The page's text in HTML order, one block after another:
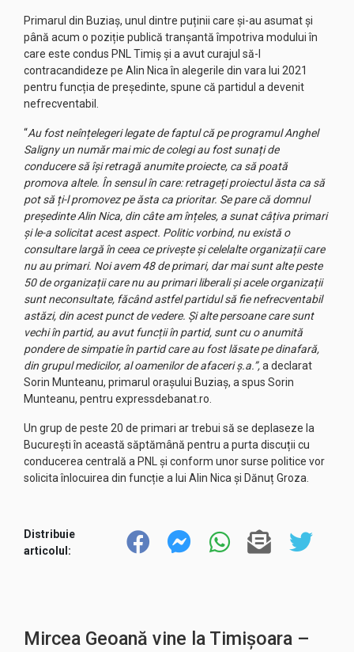
Primarul din Buziaș, unul dintre puținii care și-au asumat și
până acum o poziție publică tranșantă împotriva modului în
care este condus PNL Timiș și a avut curajul să-l
contracandideze pe Alin Nica în alegerile din vara lui 2021
pentru funcția de președinte, spune că partidul a devenit
nefrecventabil.
“Au fost neînțelegeri legate de faptul că pe programul Anghel
Saligny un număr mai mic de colegi au fost sunați de
conducere să își retragă anumite proiecte, ca să poată
promova altele. În sensul în care: retrageți proiectul ăsta ca să
pot să ți-l promovez pe ăsta ca prioritar. Se pare că domnul
președinte Alin Nica, din câte am înțeles, a sunat câțiva primari
și le-a solicitat acest aspect. Politic vorbind, nu există o
consultare largă în ceea ce privește și celelalte organizații care
nu au primari. Noi avem 48 de primari, dar mai sunt alte peste
50 de organizații care nu au primari liberali și acele organizații
sunt neconsultate, făcând astfel partidul să fie nefrecventabil
astăzi, din acest punct de vedere. Și alte persoane care sunt
vechi în partid, au avut funcții în partid, sunt cu o anumită
pondere de simpatie în partid care au fost lăsate pe dinafară,
din grupul medicilor, al oamenilor de afaceri ș.a.”,a declarat
Sorin Munteanu, primarul orașului Buziaș, a spus Sorin
Munteanu, pentru expressdebanat.ro.
Un grup de peste 20 de primari ar trebui să se deplaseze la
București în această săptămână pentru a purta discuții cu
conducerea centrală a PNL și conform unor surse politice vor
solicita înlocuirea din funcție a lui Alin Nica și Dănuț Groza.
Distribuie
articolul:
Mircea Geoană vine la Timișoara –